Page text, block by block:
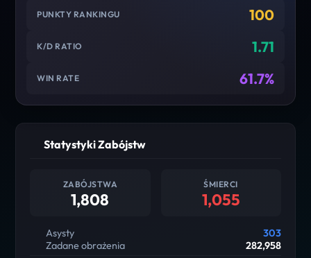
PUNKTY RANKINGU 100
K/D RATIO 1.71
WIN RATE 61.7%
Statystyki Zabójstw
ZABÓJSTWA
1,808
ŚMIERCI
1,055
Asysty
303
Zadane obrażenia
282,958